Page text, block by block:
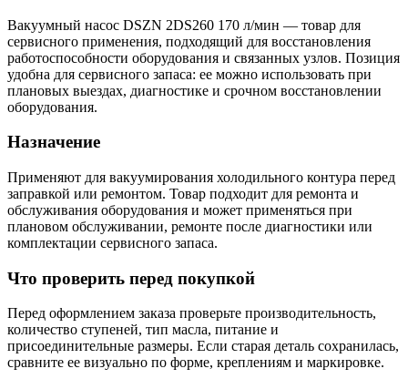
Вакуумный насос DSZN 2DS260 170 л/мин — товар для
сервисного применения, подходящий для восстановления
работоспособности оборудования и связанных узлов. Позиция
удобна для сервисного запаса: ее можно использовать при
плановых выездах, диагностике и срочном восстановлении
оборудования.
Назначение
Применяют для вакуумирования холодильного контура перед
заправкой или ремонтом. Товар подходит для ремонта и
обслуживания оборудования и может применяться при
плановом обслуживании, ремонте после диагностики или
комплектации сервисного запаса.
Что проверить перед покупкой
Перед оформлением заказа проверьте производительность,
количество ступеней, тип масла, питание и
присоединительные размеры. Если старая деталь сохранилась,
сравните ее визуально по форме, креплениям и маркировке.